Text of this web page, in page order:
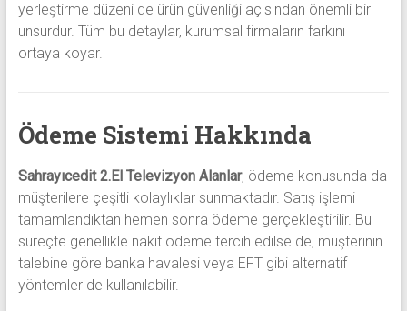
yerleştirme düzeni de ürün güvenliği açısından önemli bir
unsurdur. Tüm bu detaylar, kurumsal firmaların farkını
ortaya koyar.
Ödeme Sistemi Hakkında
Sahrayıcedit 2.El Televizyon Alanlar, ödeme konusunda da
müşterilere çeşitli kolaylıklar sunmaktadır. Satış işlemi
tamamlandıktan hemen sonra ödeme gerçekleştirilir. Bu
süreçte genellikle nakit ödeme tercih edilse de, müşterinin
talebine göre banka havalesi veya EFT gibi alternatif
yöntemler de kullanılabilir.